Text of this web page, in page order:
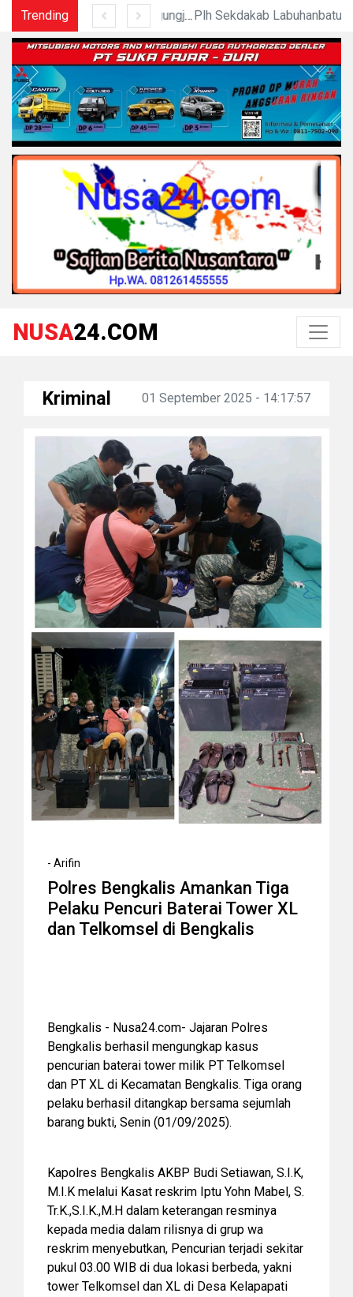
Trending Plh Sekdakab Labuhanbatu Pimpin Rapat Teknis Tindak Lanjut Entry Meeting Penilaian Kepatuhan Pelayan
NUSA24.COM
Kriminal 01 September 2025 - 14:17:57
- Arifin
Polres Bengkalis Amankan Tiga
Pelaku Pencuri Baterai Tower XL
dan Telkomsel di Bengkalis
Bengkalis - Nusa24.com- Jajaran Polres
Bengkalis berhasil mengungkap kasus
pencurian baterai tower milik PT Telkomsel
dan PT XL di Kecamatan Bengkalis. Tiga orang
pelaku berhasil ditangkap bersama sejumlah
barang bukti, Senin (01/09/2025).
Kapolres Bengkalis AKBP Budi Setiawan, S.I.K,
M.I.K melalui Kasat reskrim Iptu Yohn Mabel, S.
Tr.K.,S.I.K.,M.H dalam keterangan resminya
kepada media dalam rilisnya di grup wa
reskrim menyebutkan, Pencurian terjadi sekitar
pukul 03.00 WIB di dua lokasi berbeda, yakni
tower Telkomsel dan XL di Desa Kelapapati